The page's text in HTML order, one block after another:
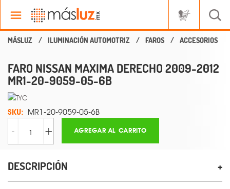
ILUMINACIÓN AUTOMOTRIZ FAROS ACCESORIOS
FARO NISSAN MAXIMA DERECHO 2009-2012
MR1-20-9059-05-6B
SKU: MR1-20-9059-05-6B
- + AGREGAR AL CARRITO
DESCRIPCIÓN